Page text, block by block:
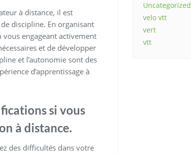
à distance, il est
discipline. En organisant
engageant activement
et de développer
et l’autonomie sont des
d’apprentissage à
si vous
à distance.
des difficultés dans votre
Uncategorized
velo vtt
vert
vtt